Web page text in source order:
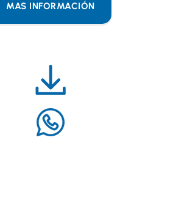
MAS INFORMACIÓN